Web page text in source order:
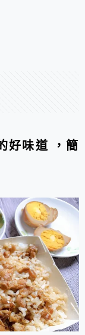
好味道 ，簡